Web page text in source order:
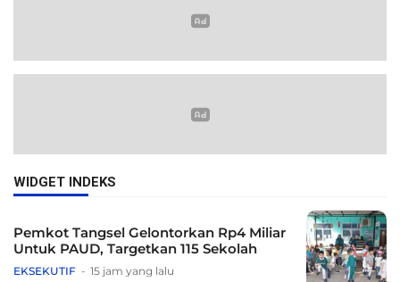
WIDGET INDEKS
Pemkot Tangsel Gelontorkan Rp4 Miliar
Untuk PAUD, Targetkan 115 Sekolah
EKSEKUTIF 15 jam yang lalu